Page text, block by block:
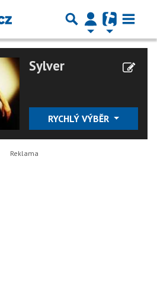
Sylver
RYCHLÝ VÝBĚR